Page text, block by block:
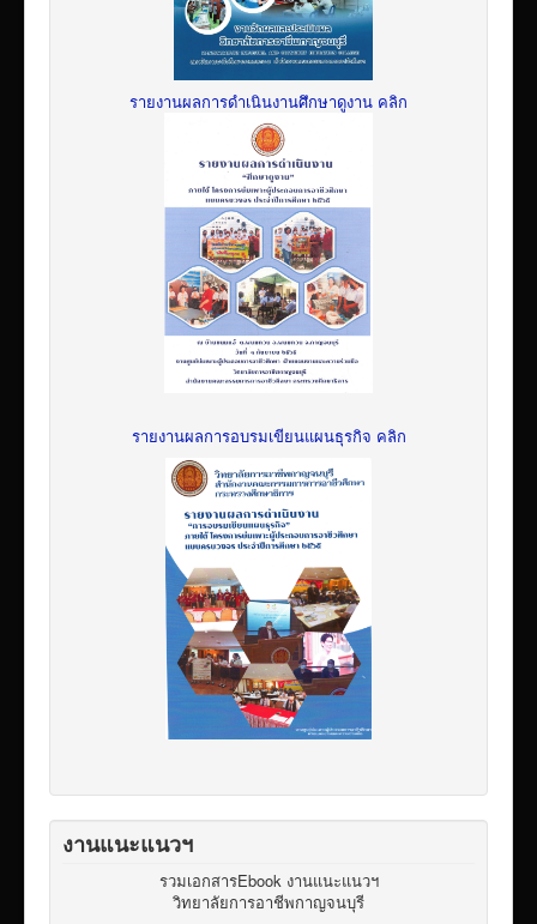
รายงานผลการดำเนินงานศึกษาดูงาน คลิก
รายงานผลการอบรมเขียนแผนธุรกิจ คลิก
งานแนะแนวฯ
รวมเอกสารEbook งานแนะแนวฯ
วิทยาลัยการอาชีพกาญจนบุรี